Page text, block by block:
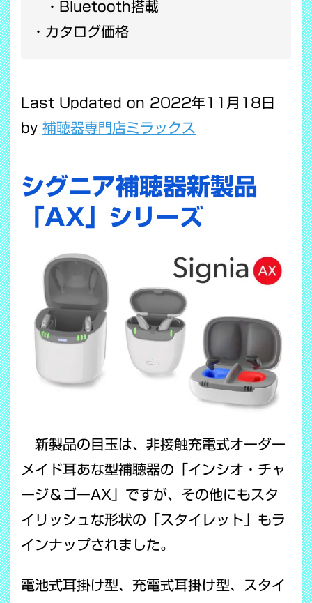
Bluetooth搭載
カタログ価格
Last Updated on 2022年11月18日
by 補聴器専門店ミラックス
シグニア補聴器新製品
「AX」シリーズ
新製品の目玉は、非接触充電式オーダー
メイド耳あな型補聴器の「インシオ・チャ
ージ＆ゴーAX」ですが、その他にもスタ
イリッシュな形状の「スタイレット」もラ
インナップされました。
電池式耳掛け型、充電式耳掛け型、スタイ